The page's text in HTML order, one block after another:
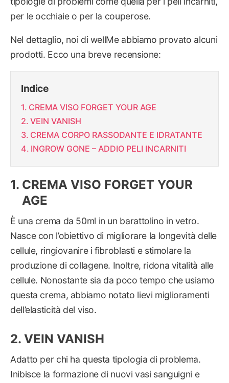
per le occhiaie o per la couperose.
Nel dettaglio, noi di wellMe abbiamo provato alcuni
prodotti. Ecco una breve recensione:
Indice
CREMA VISO FORGET YOUR AGE
VEIN VANISH
CREMA CORPO RASSODANTE E IDRATANTE
INGROW GONE – ADDIO PELI INCARNITI
CREMA VISO FORGET YOUR
AGE
È una crema da 50ml in un barattolino in vetro.
Nasce con l’obiettivo di migliorare la longevità delle
cellule, ringiovanire i fibroblasti e stimolare la
produzione di collagene. Inoltre, ridona vitalità alle
cellule. Nonostante sia da poco tempo che usiamo
questa crema, abbiamo notato lievi miglioramenti
dell’elasticità del viso.
VEIN VANISH
Adatto per chi ha questa tipologia di problema.
Inibisce la formazione di nuovi vasi sanguigni e